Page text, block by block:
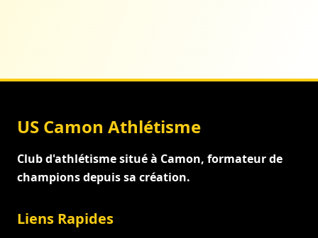
US Camon Athlétisme
Club d'athlétisme situé à Camon, formateur de
champions depuis sa création.
Liens Rapides